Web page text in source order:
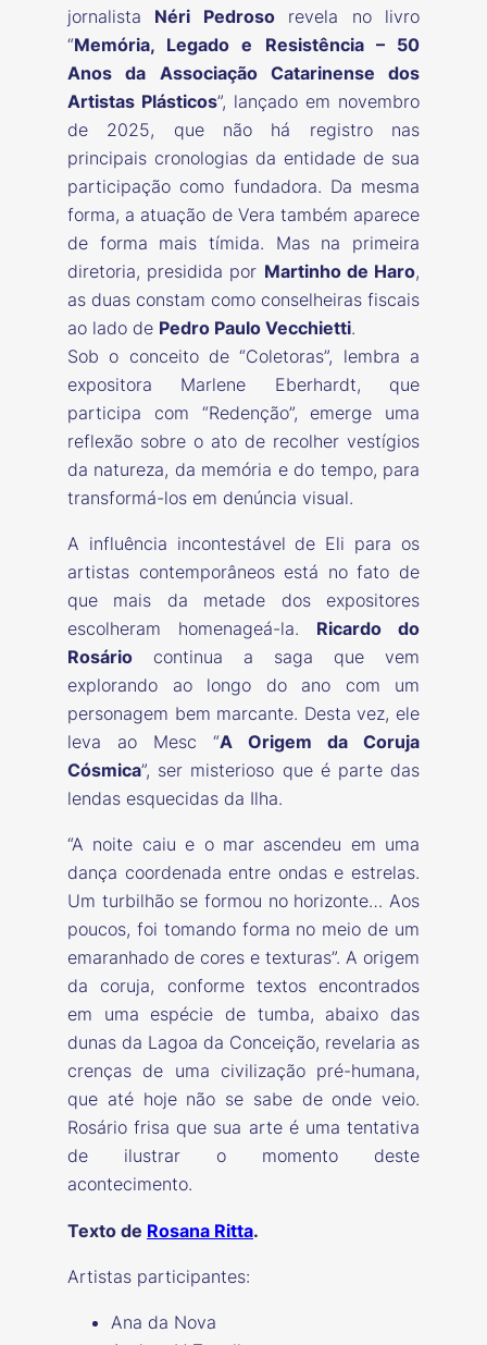
jornalista Néri Pedrosorevela no livro
“Memória, Legado e Resistência – 50
Anos da Associação Catarinense dos
Artistas Plásticos”, lançado em novembro
de 2025, que não há registro nas
principais cronologias da entidade de sua
participação como fundadora. Da mesma
forma, a atuação de Vera também aparece
de forma mais tímida. Mas na primeira
diretoria, presidida por Martinho de Haro,
as duas constam como conselheiras fiscais
ao lado de Pedro Paulo Vecchietti.
Sob o conceito de “Coletoras”, lembra a
expositora Marlene Eberhardt, que
participa com “Redenção”, emerge uma
reflexão sobre o ato de recolher vestígios
da natureza, da memória e do tempo, para
transformá-los em denúncia visual.
A influência incontestável de Eli para os
artistas contemporâneos está no fato de
que mais da metade dos expositores
escolheram homenageá-la. Ricardo do
Rosário continua a saga que vem
explorando ao longo do ano com um
personagem bem marcante. Desta vez, ele
leva ao Mesc “A Origem da Coruja
Cósmica”, ser misterioso que é parte das
lendas esquecidas da Ilha.
“A noite caiu e o mar ascendeu em uma
dança coordenada entre ondas e estrelas.
Um turbilhão se formou no horizonte… Aos
poucos, foi tomando forma no meio de um
emaranhado de cores e texturas”. A origem
da coruja, conforme textos encontrados
em uma espécie de tumba, abaixo das
dunas da Lagoa da Conceição, revelaria as
crenças de uma civilização pré-humana,
que até hoje não se sabe de onde veio.
Rosário frisa que sua arte é uma tentativa
de ilustrar o momento deste
acontecimento.
Texto de Rosana Ritta.
Artistas participantes:
Ana da Nova